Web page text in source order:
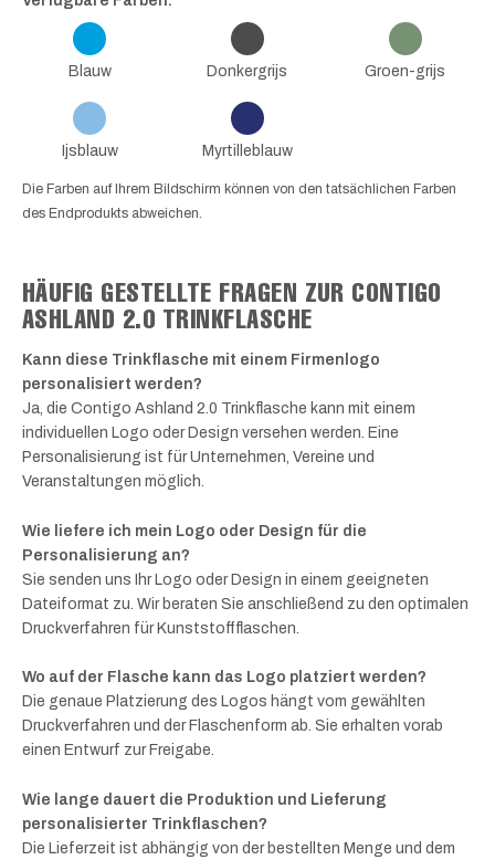
Blauw Donkergrijs Groen-grijs
Ijsblauw Myrtilleblauw
Die Farben auf Ihrem Bildschirm können von den tatsächlichen Farben
des Endprodukts abweichen.
HÄUFIG GESTELLTE FRAGEN ZUR CONTIGO
ASHLAND 2.0 TRINKFLASCHE
Kann diese Trinkflasche mit einem Firmenlogo
personalisiert werden?
Ja, die Contigo Ashland 2.0 Trinkflasche kann mit einem
individuellen Logo oder Design versehen werden. Eine
Personalisierung ist für Unternehmen, Vereine und
Veranstaltungen möglich.
Wie liefere ich mein Logo oder Design für die
Personalisierung an?
Sie senden uns Ihr Logo oder Design in einem geeigneten
Dateiformat zu. Wir beraten Sie anschließend zu den optimalen
Druckverfahren für Kunststoffflaschen.
Wo auf der Flasche kann das Logo platziert werden?
Die genaue Platzierung des Logos hängt vom gewählten
Druckverfahren und der Flaschenform ab. Sie erhalten vorab
einen Entwurf zur Freigabe.
Wie lange dauert die Produktion und Lieferung
personalisierter Trinkflaschen?
Die Lieferzeit ist abhängig von der bestellten Menge und dem